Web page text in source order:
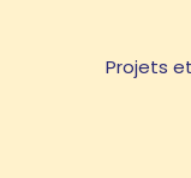
Projets